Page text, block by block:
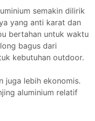
semakin dilirik
yang anti karat dan
bertahan untuk waktu
bagus dari
kebutuhan outdoor.
juga lebih ekonomis.
aluminium relatif